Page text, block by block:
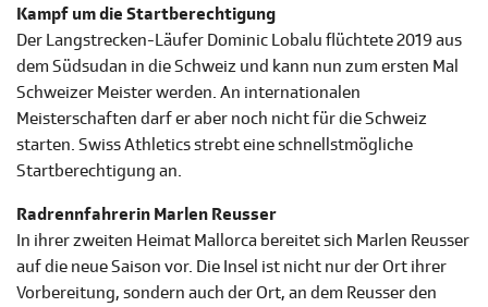
Kampf um die Startberechtigung
Der Langstrecken-Läufer Dominic Lobalu flüchtete 2019 aus
dem Südsudan in die Schweiz und kann nun zum ersten Mal
Schweizer Meister werden. An internationalen
Meisterschaften darf er aber noch nicht für die Schweiz
starten. Swiss Athletics strebt eine schnellstmögliche
Startberechtigung an.
Radrennfahrerin Marlen Reusser
In ihrer zweiten Heimat Mallorca bereitet sich Marlen Reusser
auf die neue Saison vor. Die Insel ist nicht nur der Ort ihrer
Vorbereitung, sondern auch der Ort, an dem Reusser den